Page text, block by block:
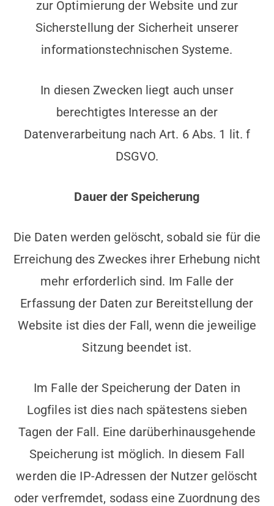
zur Optimierung der Website und zur
Sicherstellung der Sicherheit unserer
informationstechnischen Systeme.
In diesen Zwecken liegt auch unser
berechtigtes Interesse an der
Datenverarbeitung nach Art. 6 Abs. 1 lit. f
DSGVO.
Dauer der Speicherung
Die Daten werden gelöscht, sobald sie für die
Erreichung des Zweckes ihrer Erhebung nicht
mehr erforderlich sind. Im Falle der
Erfassung der Daten zur Bereitstellung der
Website ist dies der Fall, wenn die jeweilige
Sitzung beendet ist.
Im Falle der Speicherung der Daten in
Logfiles ist dies nach spätestens sieben
Tagen der Fall. Eine darüberhinausgehende
Speicherung ist möglich. In diesem Fall
werden die IP-Adressen der Nutzer gelöscht
oder verfremdet, sodass eine Zuordnung des